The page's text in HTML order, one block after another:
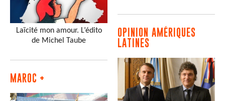
Laïcité mon amour. L’édito
de Michel Taube
MAROC +
OPINION AMÉRIQUES
LATINES